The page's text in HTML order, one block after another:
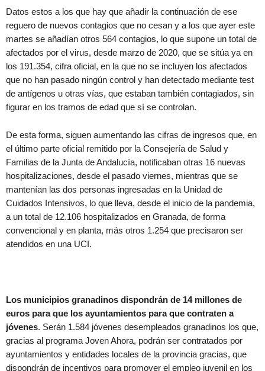
Datos estos a los que hay que añadir la continuación de ese
reguero de nuevos contagios que no cesan y a los que ayer este
martes se añadían otros 564 contagios, lo que supone un total de
afectados por el virus, desde marzo de 2020, que se sitúa ya en
los 191.354, cifra oficial, en la que no se incluyen los afectados
que no han pasado ningún control y han detectado mediante test
de antígenos u otras vías, que estaban también contagiados, sin
figurar en los tramos de edad que sí se controlan.
De esta forma, siguen aumentando las cifras de ingresos que, en
el último parte oficial remitido por la Consejería de Salud y
Familias de la Junta de Andalucía, notificaban otras 16 nuevas
hospitalizaciones, desde el pasado viernes, mientras que se
mantenían las dos personas ingresadas en la Unidad de
Cuidados Intensivos, lo que lleva, desde el inicio de la pandemia,
a un total de 12.106 hospitalizados en Granada, de forma
convencional y en planta, más otros 1.254 que precisaron ser
atendidos en una UCI.
Los municipios granadinos dispondrán de 14 millones de
euros para que los ayuntamientos para que contraten a
jóvenes. Serán 1.584 jóvenes desempleados granadinos los que,
gracias al programa Joven Ahora, podrán ser contratados por
ayuntamientos y entidades locales de la provincia gracias, que
dispondrán de incentivos para promover el empleo juvenil en los